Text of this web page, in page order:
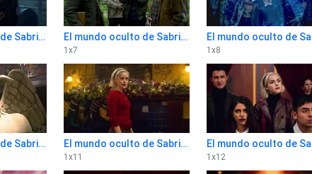
El mundo oculto de Sabrina 1x6 El mundo oculto de Sabrina 1x7
1 x7 1 x8
El mundo oculto de Sabrina 1x10 El mundo oculto de Sabrina 1x11
1 x11 1 x12